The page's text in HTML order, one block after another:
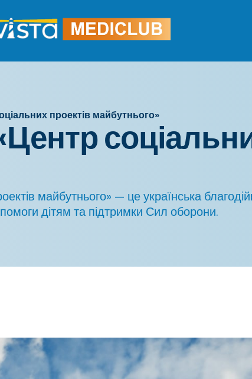
проектів майбутнього»
майбутнього» — це українська
дітям та підтримки Сил оборони.